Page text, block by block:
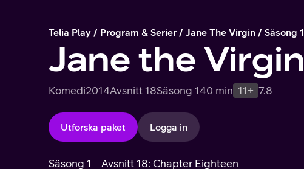
Telia Play Program & Serier Jane The Virgin Säsong 1
Jane the Virgin
Komedi2014Avsnitt 18Säsong 140 min 11+ 7.8
Utforska paket Logga in
Säsong 1 Avsnitt 18: Chapter Eighteen